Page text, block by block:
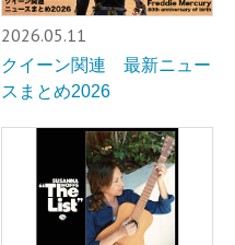
2026.05.11
クイーン関連 最新ニュー
スまとめ2026